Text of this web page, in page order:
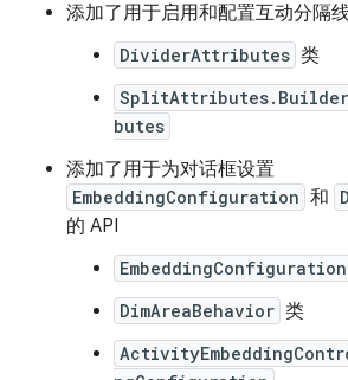
添加了用于启用和配置互动分隔
DividerAttributes 类
butes
添加了用于为对话框设置
EmbeddingConfiguration 和
的 API
EmbeddingConfiguration
DimAreaBehavior 类